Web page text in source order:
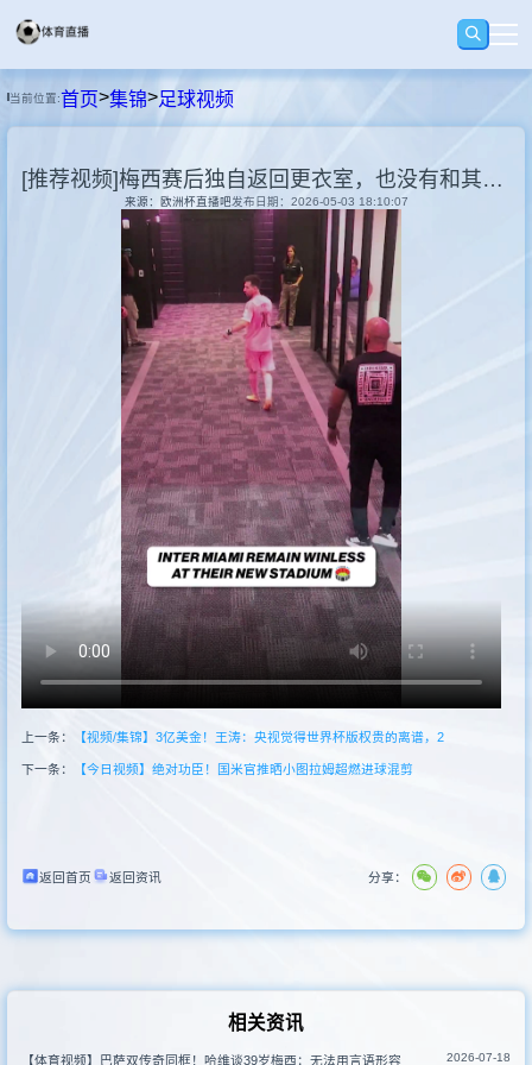
足球
篮球
回放
集锦
快讯
其他比赛
当前位置:首页>集锦>足球视频
[推荐视频]梅西赛后独自返回更衣室，也没有和其他球员交换球衣
来源：欧洲杯直播吧发布日期：2026-05-03 18:10:07
上一条： 【视频/集锦】3亿美金！王涛：央视觉得世界杯版权贵的离谱，2
下一条： 【今日视频】绝对功臣！国米官推晒小图拉姆超燃进球混剪
返回首页 返回资讯 分享：
相关资讯
【体育视频】巴萨双传奇同框！哈维谈39岁梅西：无法用言语形容 2026-07-18